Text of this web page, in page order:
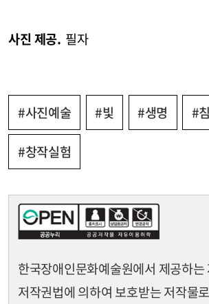
사진 제공. 필자
#사진예술 #빛 #생명 #
#창작실험
한국장애인문화예술원에서 제공하는
저작권법에 의하여 보호받는 저작물